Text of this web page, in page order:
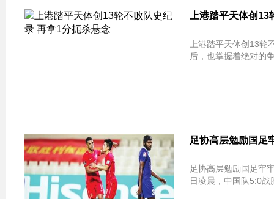
上港踏平天体创
上港踏平天体创13轮不败队史纪录 再
后，也掌握着绝对的
足协高层勉励国足
足协高层勉励国足牢
日凌晨，中国队5:0